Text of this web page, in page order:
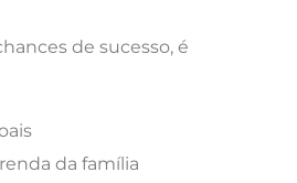
de sucesso, é
da família